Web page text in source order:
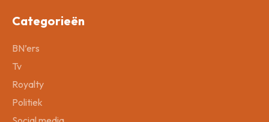
Categorieën
BN’ers
Tv
Royalty
Politiek